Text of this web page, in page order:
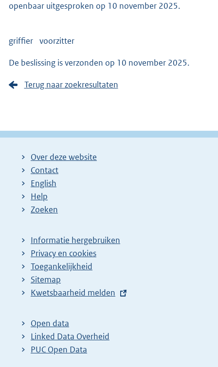
openbaar uitgesproken op 10 november 2025.
griffier voorzitter
De beslissing is verzonden op 10 november 2025.
Terug naar zoekresultaten
Over deze website
Contact
English
Help
Zoeken
Informatie hergebruiken
Privacy en cookies
Toegankelijkheid
Sitemap
E
t
e
r
Kwetsbaarheid melden
Open data
Linked Data Overheid
PUC Open Data